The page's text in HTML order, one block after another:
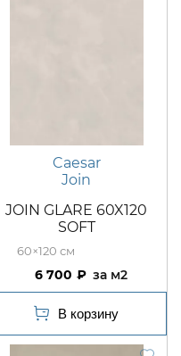
Caesar
Join
JOIN GLARE 60X120
SOFT
60×120
6 700 м2